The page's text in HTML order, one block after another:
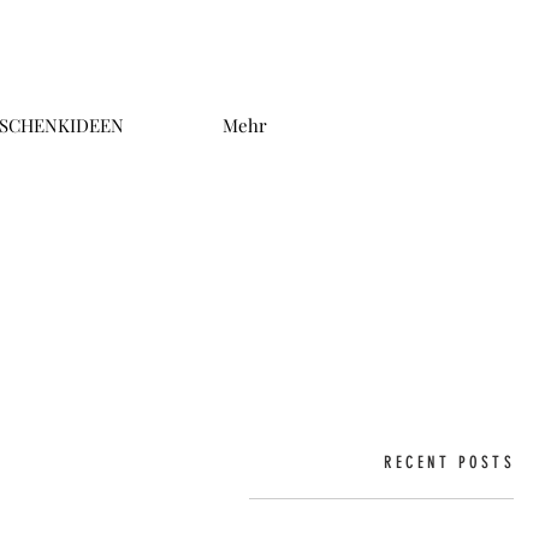
Mehr
RECENT POSTS